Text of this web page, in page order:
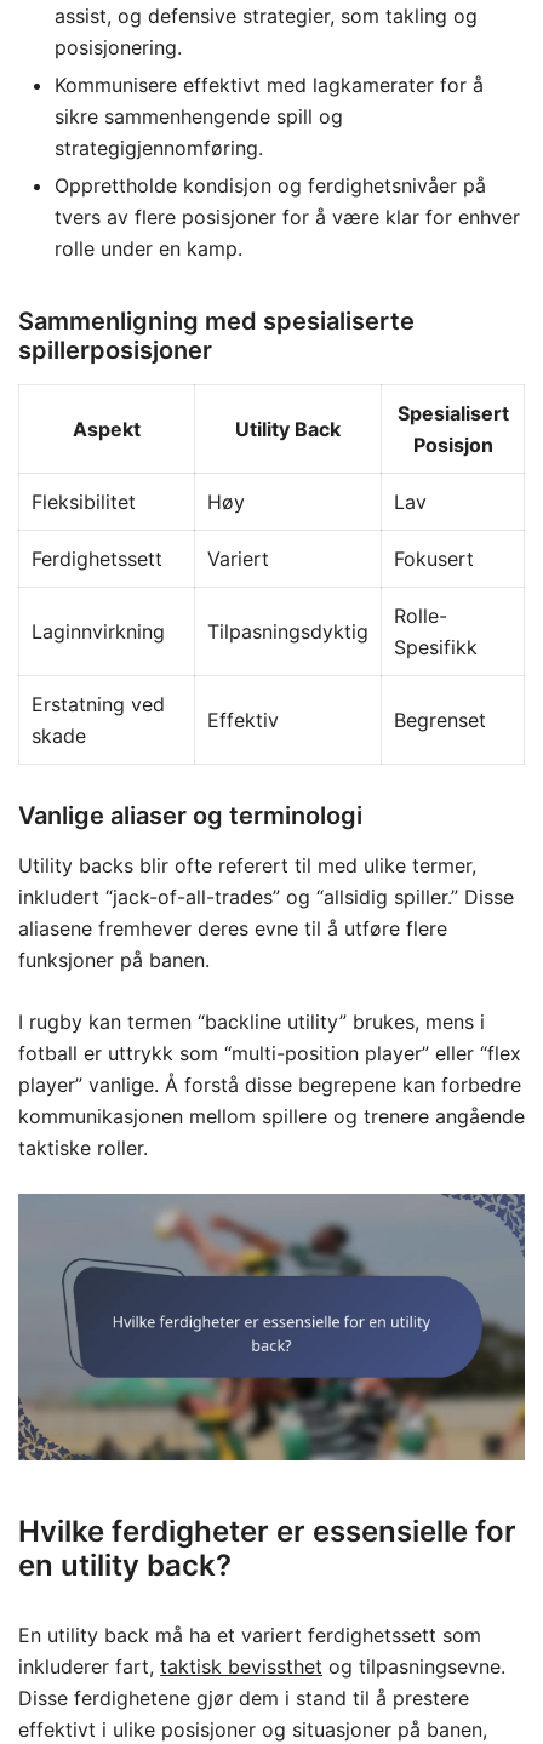
assist, og defensive strategier, som takling og
posisjonering.
Kommunisere effektivt med lagkamerater for å
sikre sammenhengende spill og
strategigjennomføring.
Opprettholde kondisjon og ferdighetsnivåer på
tvers av flere posisjoner for å være klar for enhver
rolle under en kamp.
Sammenligning med spesialiserte
spillerposisjoner
Aspekt Utility Back
Spesialisert
Posisjon
Fleksibilitet Høy Lav
Ferdighetssett Variert Fokusert
Laginnvirkning Tilpasningsdyktig
Rolle-
Spesifikk
Erstatning ved
skade
Effektiv Begrenset
Vanlige aliaser og terminologi
Utility backs blir ofte referert til med ulike termer,
inkludert “jack-of-all-trades” og “allsidig spiller.” Disse
aliasene fremhever deres evne til å utføre flere
funksjoner på banen.
I rugby kan termen “backline utility” brukes, mens i
fotball er uttrykk som “multi-position player” eller “flex
player” vanlige. Å forstå disse begrepene kan forbedre
kommunikasjonen mellom spillere og trenere angående
taktiske roller.
Hvilke ferdigheter er essensielle for
en utility back?
En utility back må ha et variert ferdighetssett som
inkluderer fart, taktisk bevissthet og tilpasningsevne.
Disse ferdighetene gjør dem i stand til å prestere
effektivt i ulike posisjoner og situasjoner på banen,